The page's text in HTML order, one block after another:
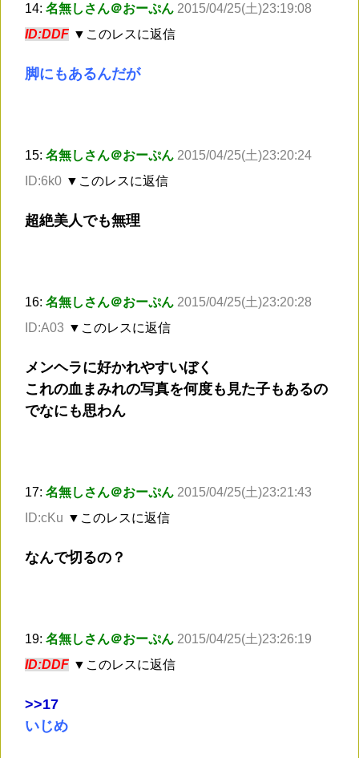
14: 名無しさん＠おーぷん 2015/04/25(土)23:19:08
ID:DDF ▼このレスに返信
脚にもあるんだが
15: 名無しさん＠おーぷん 2015/04/25(土)23:20:24
ID:6k0 ▼このレスに返信
超絶美人でも無理
16: 名無しさん＠おーぷん 2015/04/25(土)23:20:28
ID:A03 ▼このレスに返信
メンヘラに好かれやすいぼく
これの血まみれの写真を何度も見た子もあるの
でなにも思わん
17: 名無しさん＠おーぷん 2015/04/25(土)23:21:43
ID:cKu ▼このレスに返信
なんで切るの？
19: 名無しさん＠おーぷん 2015/04/25(土)23:26:19
ID:DDF ▼このレスに返信
>>17
いじめ